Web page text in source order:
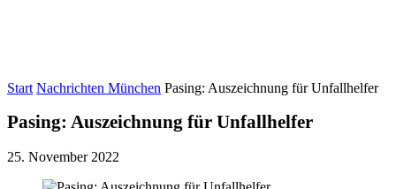
Start Nachrichten München Pasing: Auszeichnung für Unfallhelfer
Pasing: Auszeichnung für Unfallhelfer
25. November 2022